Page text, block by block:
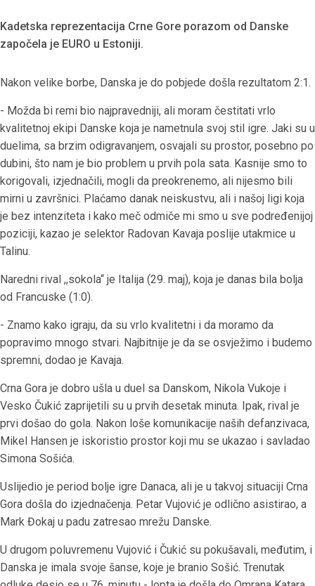
Kadetska reprezentacija Crne Gore porazom od Danske
započela je EURO u Estoniji.
Nakon velike borbe, Danska je do pobjede došla rezultatom 2:1.
- Možda bi remi bio najpravedniji, ali moram čestitati vrlo
kvalitetnoj ekipi Danske koja je nametnula svoj stil igre. Jaki su u
duelima, sa brzim odigravanjem, osvajali su prostor, posebno po
dubini, što nam je bio problem u prvih pola sata. Kasnije smo to
korigovali, izjednačili, mogli da preokrenemo, ali nijesmo bili
mirni u završnici. Plaćamo danak neiskustvu, ali i našoj ligi koja
je bez intenziteta i kako meč odmiče mi smo u sve podređenijoj
poziciji, kazao je selektor Radovan Kavaja poslije utakmice u
Talinu.
Naredni rival ,,sokola“ je Italija (29. maj), koja je danas bila bolja
od Francuske (1:0).
- Znamo kako igraju, da su vrlo kvalitetni i da moramo da
popravimo mnogo stvari. Najbitnije je da se osvježimo i budemo
spremni, dodao je Kavaja.
Crna Gora je dobro ušla u duel sa Danskom, Nikola Vukoje i
Vesko Čukić zaprijetili su u prvih desetak minuta. Ipak, rival je
prvi došao do gola. Nakon loše komunikacije naših defanzivaca,
Mikel Hansen je iskoristio prostor koji mu se ukazao i savladao
Simona Sošića.
Uslijedio je period bolje igre Danaca, ali je u takvoj situaciji Crna
Gora došla do izjednačenja. Petar Vujović je odlično asistirao, a
Mark Đokaj u padu zatresao mrežu Danske.
U drugom poluvremenu Vujović i Čukić su pokušavali, međutim, i
Danska je imala svoje šanse, koje je branio Sošić. Trenutak